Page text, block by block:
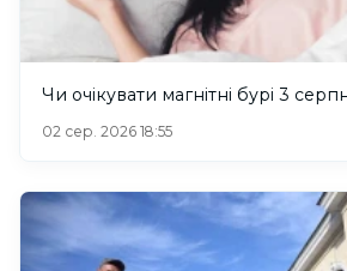
Чи очікувати магнітні бурі 3
02 сер. 2026 18:55